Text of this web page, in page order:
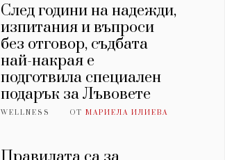
След години на надежди,
изпитания и въпроси
без отговор, съдбата
най-накрая е
подготвила специален
подарък за Лъвовете
WELLNESS ОТМАРИЕЛА ИЛИЕВА